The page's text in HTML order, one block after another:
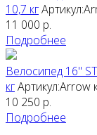
10,7 кг
11 000 р.
Подробнее
Велосипед 16"
кгАртикул:Arrow
10 250 р.
Подробнее